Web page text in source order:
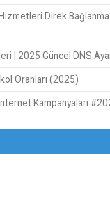
Direk
| 2025 Güncel DNS
Oranları (2025)
Kampanyaları